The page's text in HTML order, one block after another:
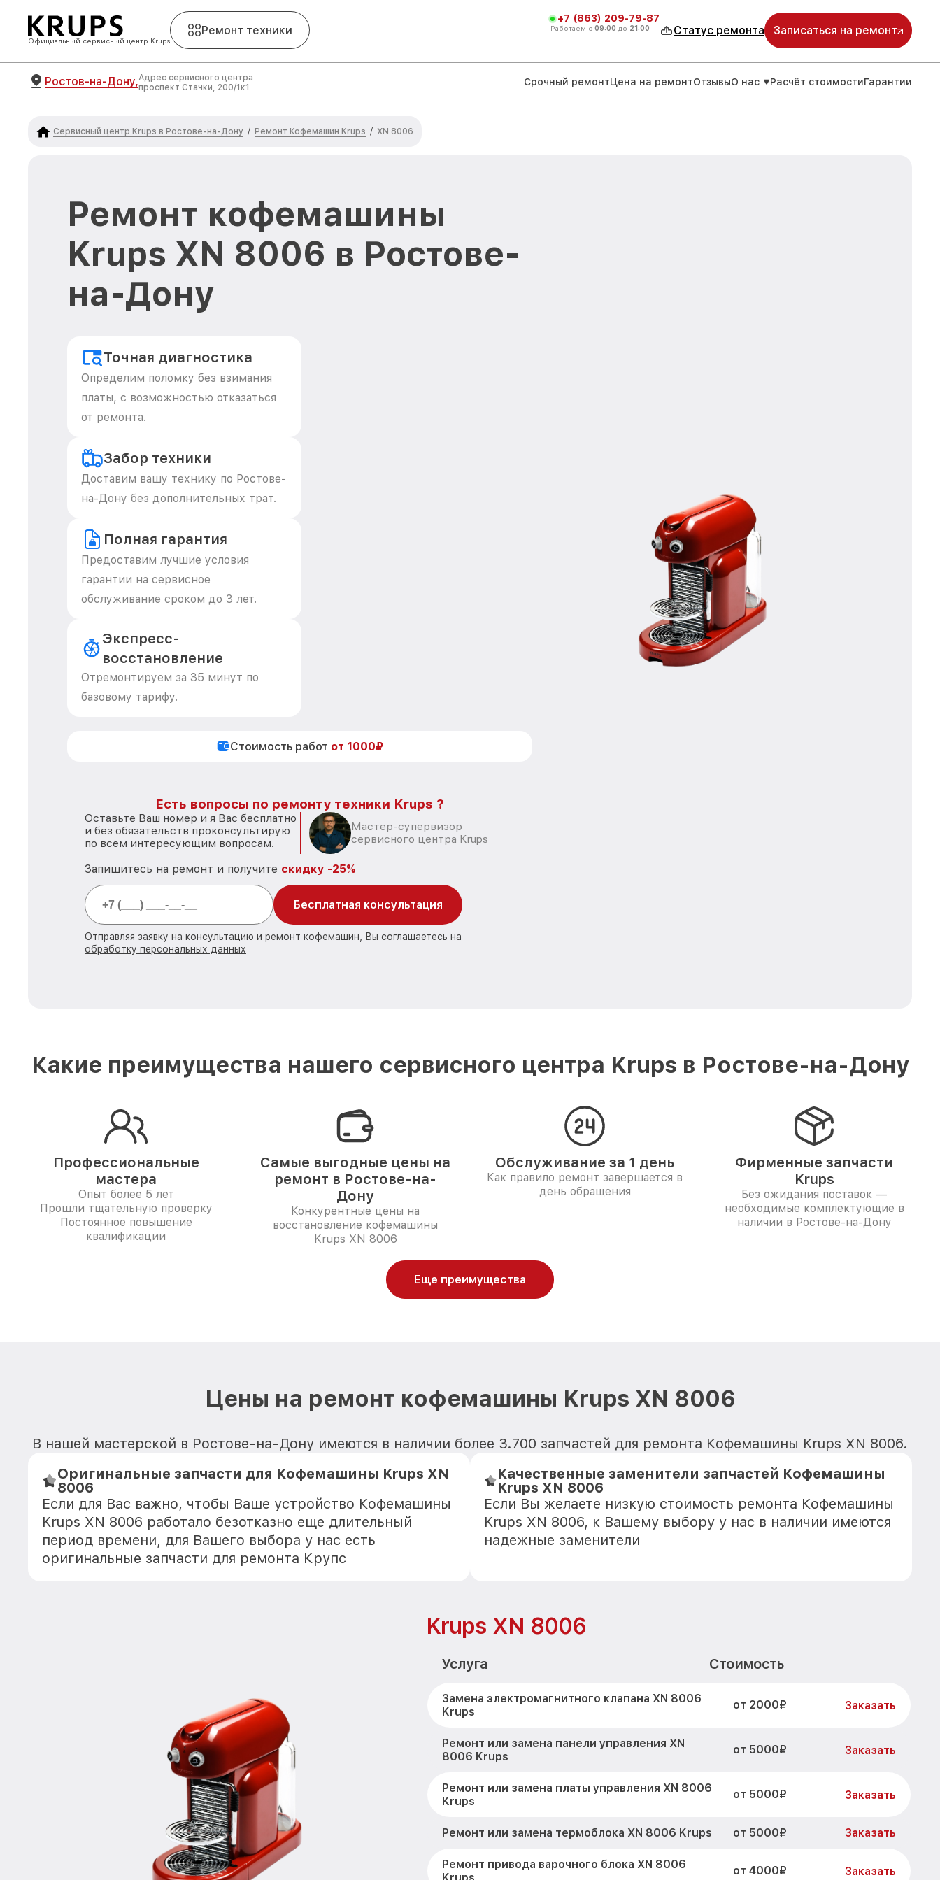
Официальный сервисный центр Krups
Ремонт техники
+7 (863) 209-79-87
Работаем с 09:00 до 21:00 Статус ремонта Записаться на ремонт
Ростов-на-Дону,Адрес сервисного центра
проспект Стачки, 200/1к1
Срочный ремонтЦена на ремонтОтзывыО нас Расчёт стоимостиГарантии
Сервисный центр Krups в Ростове-на-Дону / Ремонт Кофемашин Krups / XN 8006
Ремонт кофемашины
Krups XN 8006 в Ростове-
на-Дону
Точная диагностика
Определим поломку без взимания
платы, с возможностью отказаться
от ремонта.
Забор техники
Доставим вашу технику по Ростове-
на-Дону без дополнительных трат.
Полная гарантия
Предоставим лучшие условия
гарантии на сервисное
обслуживание сроком до 3 лет.
Экспресс-
восстановление
Отремонтируем за 35 минут по
базовому тарифу.
Стоимость работ от 1000₽
Есть вопросы по ремонту техники Krups ?
Оставьте Ваш номер и я Вас бесплатно
и без обязательств проконсультирую
по всем интересующим вопросам.
Мастер-супервизор
сервисного центра Krups
Запишитесь на ремонт и получите скидку -25%
Бесплатная консультация
Отправляя заявку на консультацию и ремонт кофемашин, Вы соглашаетесь на
обработку персональных данных
Какие преимущества нашего сервисного центра Krups в Ростове-на-Дону
Профессиональные
мастера
Опыт более 5 лет
Прошли тщательную проверку
Постоянное повышение
квалификации
Самые выгодные цены на
ремонт в Ростове-на-
Дону
Конкурентные цены на
восстановление кофемашины
Krups XN 8006
Обслуживание за 1 день
Как правило ремонт завершается в
день обращения
Фирменные запчасти
Krups
Без ожидания поставок —
необходимые комплектующие в
наличии в Ростове-на-Дону
Еще преимущества
Цены на ремонт кофемашины Krups XN 8006
В нашей мастерской в Ростове-на-Дону имеются в наличии более 3.700 запчастей для ремонта Кофемашины Krups XN 8006.
Оригинальные запчасти для Кофемашины Krups XN
8006
Если для Вас важно, чтобы Ваше устройство Кофемашины
Krups XN 8006 работало безотказно еще длительный
период времени, для Вашего выбора у нас есть
оригинальные запчасти для ремонта Крупс
Качественные заменители запчастей Кофемашины
Krups XN 8006
Если Вы желаете низкую стоимость ремонта Кофемашины
Krups XN 8006, к Вашему выбору у нас в наличии имеются
надежные заменители
Krups XN 8006
Услуга Стоимость
Замена электромагнитного клапана XN 8006
Krups
от 2000₽ Заказать
Ремонт или замена панели управления XN
8006 Krups
от 5000₽ Заказать
Ремонт или замена платы управления XN 8006
Krups
от 5000₽ Заказать
Ремонт или замена термоблока XN 8006 Krups от 5000₽ Заказать
Ремонт привода варочного блока XN 8006
от 4000₽ Заказать